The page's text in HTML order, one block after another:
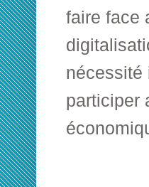
faire face
nécessité
participer